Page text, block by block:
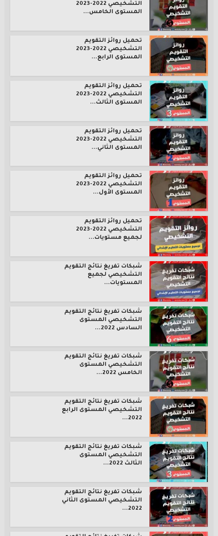
التشخيصي 2022-2023
المستوى الخامس...
تحميل روائز التقويم
التشخيصي 2022-2023
المستوى الرابع...
تحميل روائز التقويم
التشخيصي 2022-2023
المستوى الثالث...
تحميل روائز التقويم
التشخيصي 2022-2023
المستوى الثاني...
تحميل روائز التقويم
التشخيصي 2022-2023
المستوى الأول...
تحميل روائز التقويم
التشخيصي 2022-2023
لجميع مستويات...
شبكات تفريغ نتائج التقويم
التشخيصي لجميع
المستويات...
شبكات تفريغ نتائج التقويم
التشخيصي المستوى
السادس 2022...
شبكات تفريغ نتائج التقويم
التشخيصي المستوى
الخامس 2022...
شبكات تفريغ نتائج التقويم
التشخيصي المستوى الرابع
2022...
شبكات تفريغ نتائج التقويم
التشخيصي المستوى
الثالث 2022...
شبكات تفريغ نتائج التقويم
التشخيصي المستوى الثاني
2022...